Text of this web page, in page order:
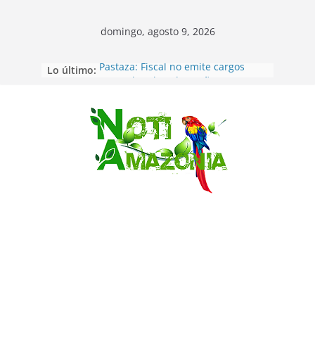
Saltar
domingo, agosto 9, 2026
Lo último: Pastaza: Fiscal no emite cargos
con una menor de10 años en
frontera sur
Napo: presunto sicariato en cantón
Archidona
Ecuador: dos jóvenes de 22 años
desaparecidos fueron encontrados
muertos en Puerto lopez